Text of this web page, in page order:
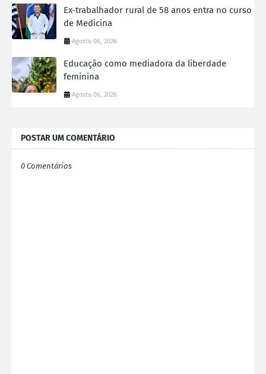
Ex-trabalhador rural de 58 anos entra no curso
de Medicina
Agosto 06, 2026
Educação como mediadora da liberdade
feminina
Agosto 06, 2026
POSTAR UM COMENTÁRIO
0 Comentários